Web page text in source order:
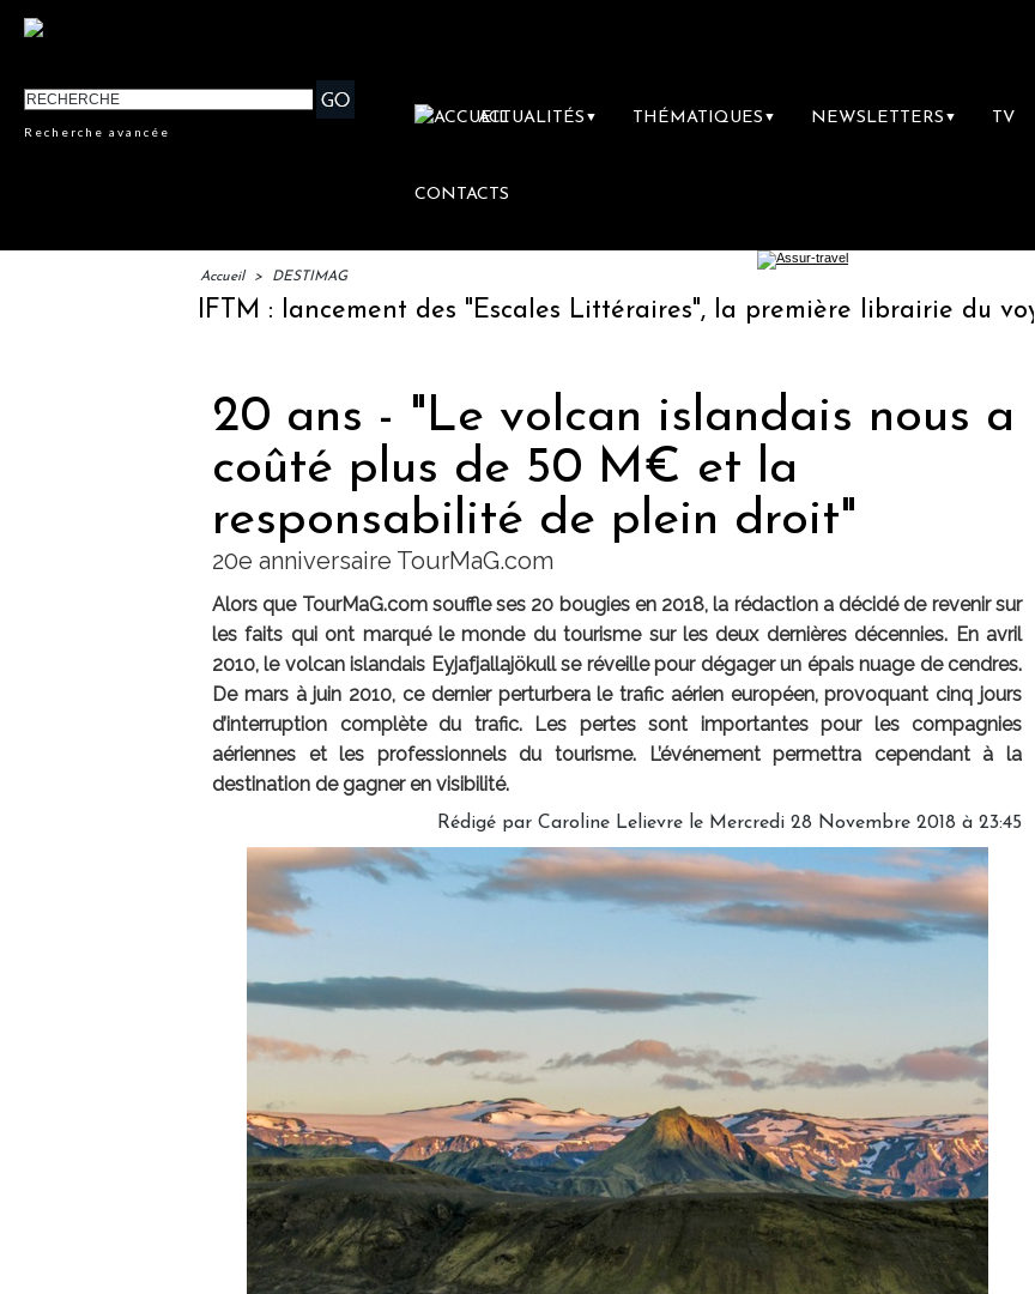
Recherche avancée
ACTUALITÉS ▼ THÉMATIQUES ▼ NEWSLETTERS ▼ TV
CONTACTS
Accueil > DESTIMAG
IFTM : lancement des "Escales Littéraires", la première librairie du voyage
20 ans - "Le volcan islandais nous a
coûté plus de 50 M€ et la
responsabilité de plein droit"
20e anniversaire TourMaG.com
Alors que TourMaG.com souffle ses 20 bougies en 2018, la rédaction a décidé de revenir sur
les faits qui ont marqué le monde du tourisme sur les deux dernières décennies. En avril
2010, le volcan islandais Eyjafjallajökull se réveille pour dégager un épais nuage de cendres.
De mars à juin 2010, ce dernier perturbera le trafic aérien européen, provoquant cinq jours
d’interruption complète du trafic. Les pertes sont importantes pour les compagnies
aériennes et les professionnels du tourisme. L’événement permettra cependant à la
destination de gagner en visibilité.
Rédigé par Caroline Lelievre le Mercredi 28 Novembre 2018 à 23:45